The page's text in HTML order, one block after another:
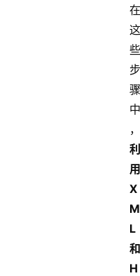
在
这
些
步
骤
中
，
利
用
X
M
L
和
H